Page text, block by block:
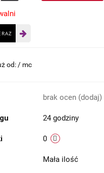
od: / mc
brak ocen (dodaj)
24 godziny
0
Mała ilość